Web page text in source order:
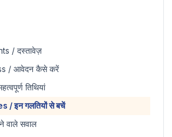
/ दस्तावेज़
/ आवेदन कैसे करें
तिथियां
/ इन गलतियों से बचें
वाले सवाल